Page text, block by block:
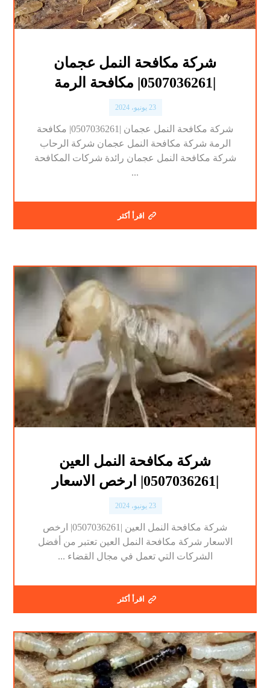
شركة مكافحة النمل عجمان
23 يونيو، 2024
شركة مكافحة النمل عجمان |0507036261| مكافحة
الرمة شركة مكافحة النمل عجمان شركة الرحاب
شركة مكافحة النمل عجمان رائدة شركات المكافحة
...
اقرأ أكثر
شركة مكافحة النمل العين
|0507036261| ارخص الاسعار
23 يونيو، 2024
شركة مكافحة النمل العين |0507036261| ارخص
الاسعار شركة مكافحة النمل العين تعتبر من أفضل
الشركات التي تعمل في مجال القضاء ...
اقرأ أكثر